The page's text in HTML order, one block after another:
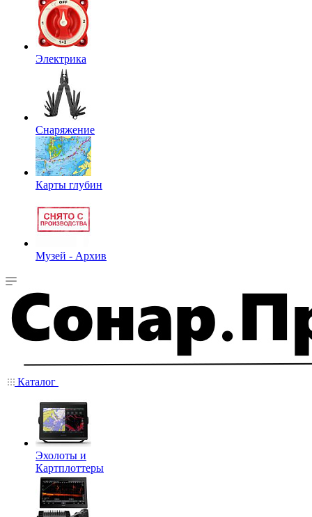
Электрика
Снаряжение
Карты глубин
Музей - Архив
Каталог
Эхолоты и
Картплоттеры